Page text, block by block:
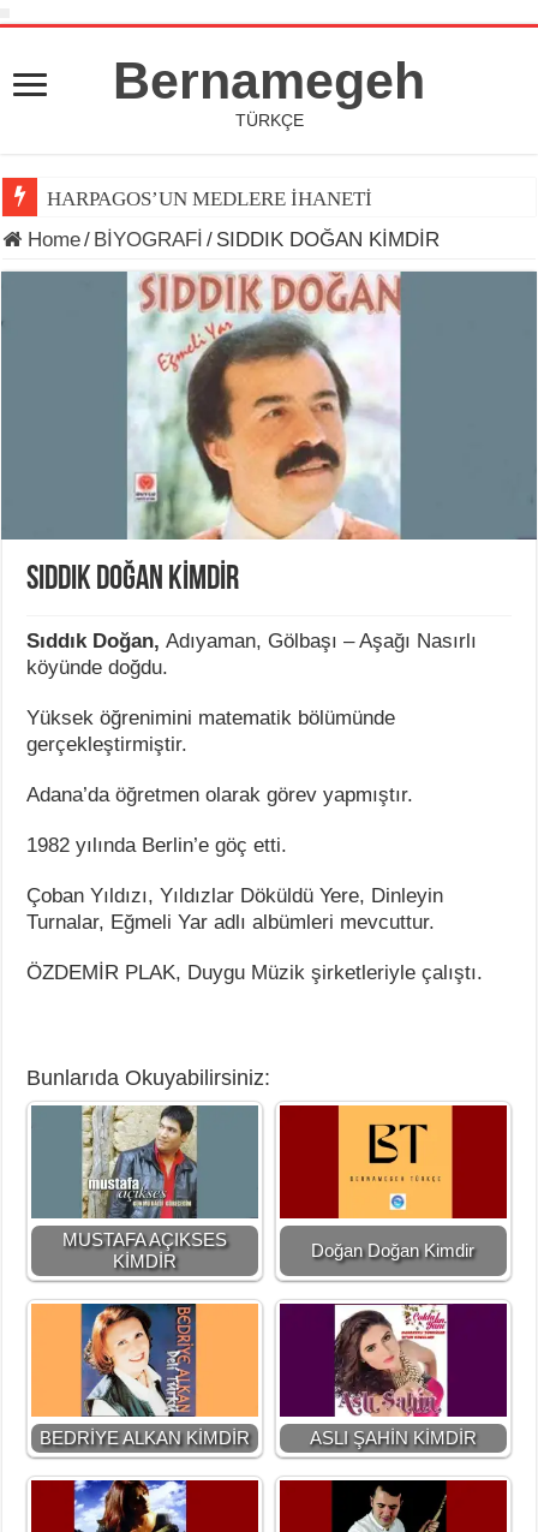
Bernamegeh
TÜRKÇE
HARPAGOS’UN MEDLERE İHANETİ
Home/ BİYOGRAFİ / SIDDIK DOĞAN KİMDİR
SIDDIK DOĞAN KİMDİR
Sıddık Doğan,Adıyaman, Gölbaşı – Aşağı Nasırlı
köyünde doğdu.
Yüksek öğrenimini matematik bölümünde
gerçekleştirmiştir.
Adana’da öğretmen olarak görev yapmıştır.
1982 yılında Berlin’e göç etti.
Çoban Yıldızı, Yıldızlar Döküldü Yere, Dinleyin
Turnalar, Eğmeli Yar adlı albümleri mevcuttur.
ÖZDEMİR PLAK, Duygu Müzik şirketleriyle çalıştı.
Bunlarıda Okuyabilirsiniz:
MUSTAFA AÇIKSES
KİMDİR
Doğan Doğan Kimdir
BEDRİYE ALKAN KİMDİR ASLI ŞAHİN KİMDİR